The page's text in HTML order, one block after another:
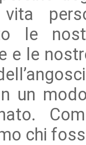
vita
le
e le
un
chi